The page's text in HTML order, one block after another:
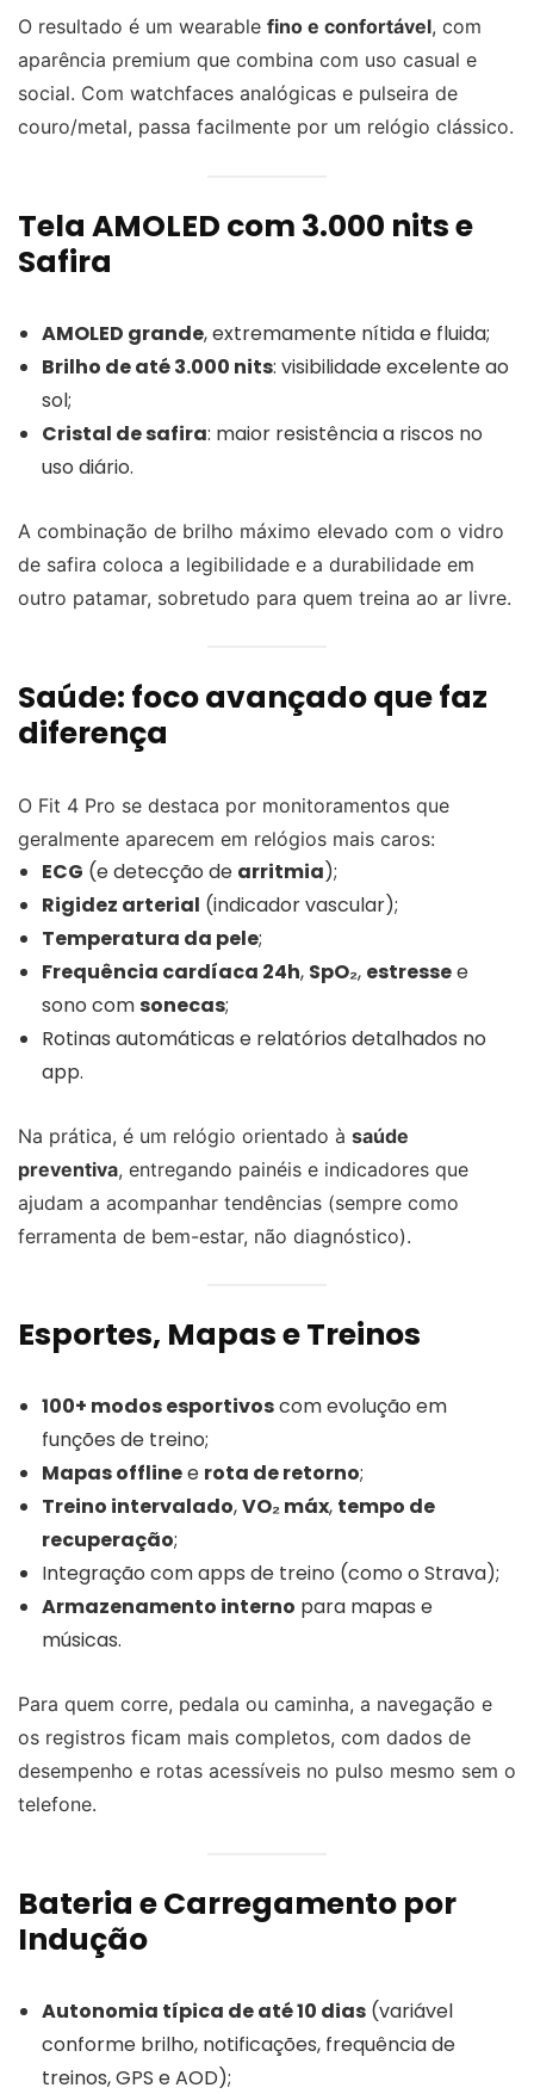
O resultado é um wearable fino e confortável, com
aparência premium que combina com uso casual e
social. Com watchfaces analógicas e pulseira de
couro/metal, passa facilmente por um relógio clássico.
Tela AMOLED com 3.000 nits e
Safira
AMOLED grande, extremamente nítida e fluida;
Brilho de até 3.000 nits: visibilidade excelente ao
sol;
Cristal de safira: maior resistência a riscos no
uso diário.
A combinação de brilho máximo elevado com o vidro
de safira coloca a legibilidade e a durabilidade em
outro patamar, sobretudo para quem treina ao ar livre.
Saúde: foco avançado que faz
diferença
O Fit 4 Pro se destaca por monitoramentos que
geralmente aparecem em relógios mais caros:
ECG (e detecção de arritmia);
Rigidez arterial (indicador vascular);
Temperatura da pele;
Frequência cardíaca 24h, SpO₂, estressee
sono comsonecas;
Rotinas automáticas e relatórios detalhados no
app.
Na prática, é um relógio orientado à saúde
preventiva, entregando painéis e indicadores que
ajudam a acompanhar tendências (sempre como
ferramenta de bem-estar, não diagnóstico).
Esportes, Mapas e Treinos
100+ modos esportivoscom evolução em
funções de treino;
Mapas offlinee rota de retorno;
Treino intervalado,VO₂ máx, tempo de
recuperação;
Integração com apps de treino (como o Strava);
Armazenamento interno para mapas e
músicas.
Para quem corre, pedala ou caminha, a navegação e
os registros ficam mais completos, com dados de
desempenho e rotas acessíveis no pulso mesmo sem o
telefone.
Bateria e Carregamento por
Indução
Autonomia típica de até 10 dias (variável
conforme brilho, notificações, frequência de
treinos, GPS e AOD);